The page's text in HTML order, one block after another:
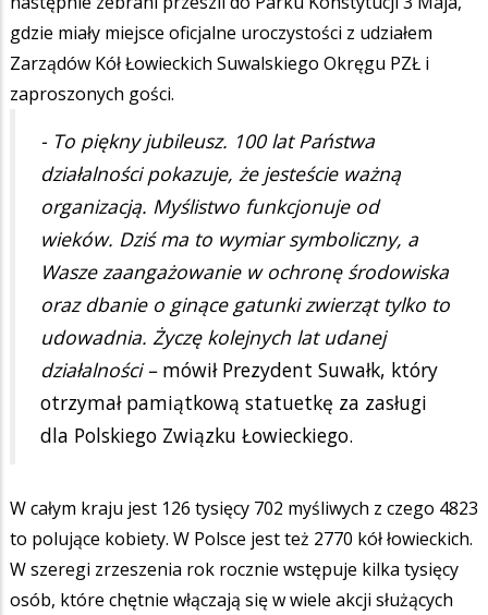
gdzie miały miejsce oficjalne uroczystości z udziałem
Zarządów Kół Łowieckich Suwalskiego Okręgu PZŁ i
zaproszonych gości.
- To piękny jubileusz. 100 lat Państwa
działalności pokazuje, że jesteście ważną
organizacją. Myślistwo funkcjonuje od
wieków. Dziś ma to wymiar symboliczny, a
Wasze zaangażowanie w ochronę środowiska
oraz dbanie o ginące gatunki zwierząt tylko to
udowadnia. Życzę kolejnych lat udanej
działalności – mówił Prezydent Suwałk, który
otrzymał pamiątkową statuetkę za zasługi
dla Polskiego Związku Łowieckiego.
W całym kraju jest 126 tysięcy 702 myśliwych z czego 4823
to polujące kobiety. W Polsce jest też 2770 kół łowieckich.
W szeregi zrzeszenia rok rocznie wstępuje kilka tysięcy
osób, które chętnie włączają się w wiele akcji służących